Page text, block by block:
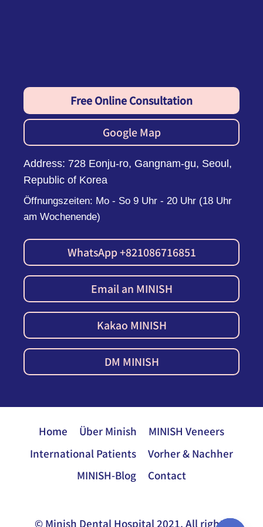
Free Online Consultation
Google Map
Address: 728 Eonju-ro, Gangnam-gu, Seoul,
Republic of Korea
Öffnungszeiten: Mo - So 9 Uhr - 20 Uhr (18 Uhr
am Wochenende)
WhatsApp +821086716851
Email an MINISH
Kakao MINISH
DM MINISH
Home Über Minish
MINISH Veneers
International Patients
Vorher & Nachher
MINISH-Blog
Contact
© Minish Dental Hospital 2021. All rights